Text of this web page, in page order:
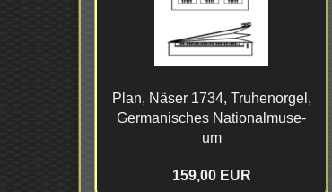
Plan, Näser 1734, Tru­hen­or­gel,
Ger­ma­ni­sches Na­tio­nal­mu­se­
um
159,00 EUR